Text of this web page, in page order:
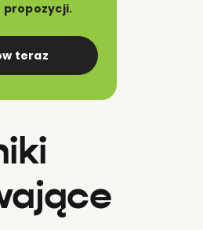
propozycji.
teraz